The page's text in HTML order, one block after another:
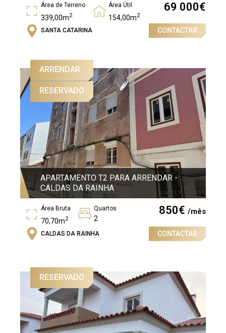
Área de Terreno
339,00m2
Área Útil
154,00m2
Área Bruta
69 000€
SANTA CATARINA CONTACTAR
ARRENDAR
RESERVADO
APARTAMENTO T2 PARA ARRENDAR -
CALDAS DA RAINHA
Área Bruta
70,70m2
Quartos
2
Piso
850€ /mês
CALDAS DA RAINHA CONTACTAR
RESERVADO